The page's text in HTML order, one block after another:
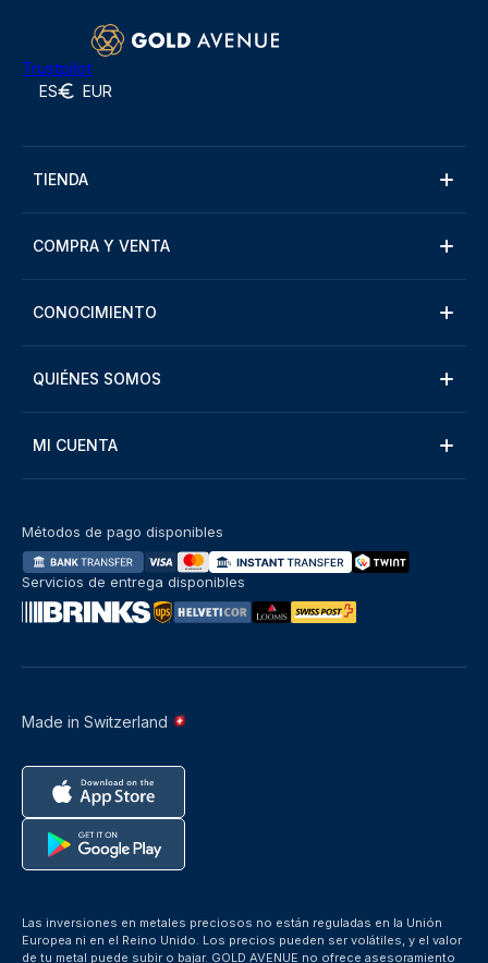
Trustpilot
ES EUR
TIENDA
COMPRA Y VENTA
CONOCIMIENTO
QUIÉNES SOMOS
MI CUENTA
Made in Switzerland
Métodos de pago disponibles
Servicios de entrega disponibles
Las inversiones en metales preciosos no están reguladas en la Unión
Europea ni en el Reino Unido. Los precios pueden ser volátiles, y el valor
de tu metal puede subir o bajar. GOLD AVENUE no ofrece asesoramiento